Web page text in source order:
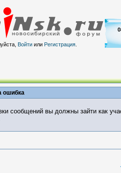
Войтиили Регистрация.
ошибка
сообщений вы должны зайти как